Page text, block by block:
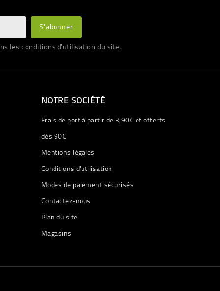
les conditions d'utilisation du site.
NOTRE SOCIÉTÉ
Frais de port à partir de 3,90€ et offerts
dès 90€
Mentions légales
Conditions d'utilisation
Modes de paiement sécurisés
Contactez-nous
Plan du site
Magasins